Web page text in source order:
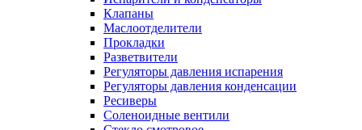
Клапаны
Маслоотделители
Прокладки
Разветвители
Регуляторы давления испарения
Регуляторы давления конденсации
Ресиверы
Соленоидные вентили